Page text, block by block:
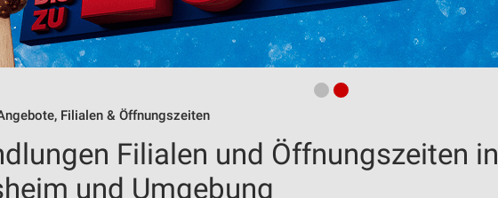
Filialen & Öffnungszeiten
Filialen und Öffnungszeiten in
und Umgebung